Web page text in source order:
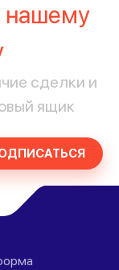
нашему
сделки и
ящик